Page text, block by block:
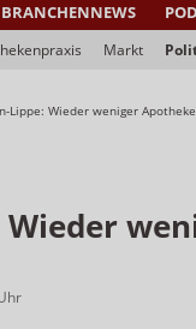
BRANCHENNEWS
Markt
Lippe: Wieder weniger